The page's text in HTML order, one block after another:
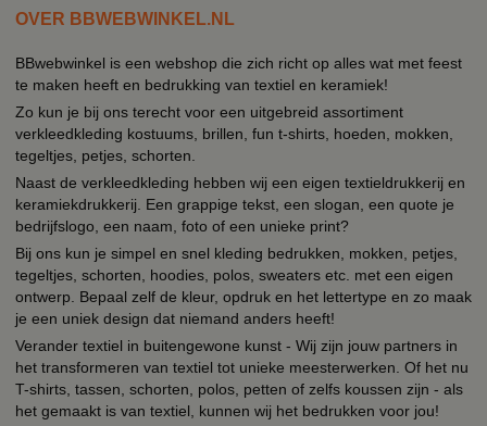
OVER BBWEBWINKEL.NL
BBwebwinkel is een webshop die zich richt op alles wat met feest
te maken heeft en bedrukking van textiel en keramiek!
Zo kun je bij ons terecht voor een uitgebreid assortiment
verkleedkleding kostuums, brillen, fun t-shirts, hoeden, mokken,
tegeltjes, petjes, schorten.
Naast de verkleedkleding hebben wij een eigen textieldrukkerij en
keramiekdrukkerij. Een grappige tekst, een slogan, een quote je
bedrijfslogo, een naam, foto of een unieke print?
Bij ons kun je simpel en snel kleding bedrukken, mokken, petjes,
tegeltjes, schorten, hoodies, polos, sweaters etc. met een eigen
ontwerp. Bepaal zelf de kleur, opdruk en het lettertype en zo maak
je een uniek design dat niemand anders heeft!
Verander textiel in buitengewone kunst - Wij zijn jouw partners in
het transformeren van textiel tot unieke meesterwerken. Of het nu
T-shirts, tassen, schorten, polos, petten of zelfs koussen zijn - als
het gemaakt is van textiel, kunnen wij het bedrukken voor jou!